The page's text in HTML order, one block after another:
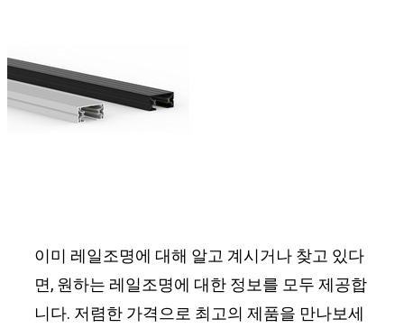
이미 레일조명에 대해 알고 계시거나 찾고 있다
면, 원하는 레일조명에 대한 정보를 모두 제공합
니다. 저렴한 가격으로 최고의 제품을 만나보세